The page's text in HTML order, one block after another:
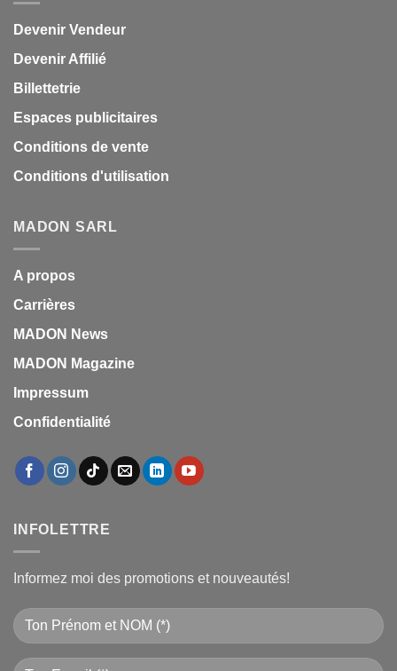
Devenir Vendeur
Devenir Affilié
Billettetrie
Espaces publicitaires
Conditions de vente
Conditions d'utilisation
MADON SARL
A propos
Carrières
MADON News
MADON Magazine
Impressum
Confidentialité
INFOLETTRE
Informez moi des promotions et nouveautés!